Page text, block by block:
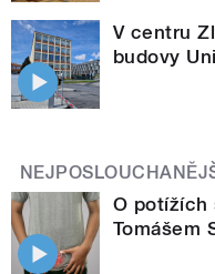
V centru
budovy
O potížích
Tomášem